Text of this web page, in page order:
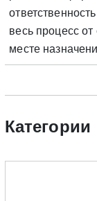
весь процесс от
месте
Категории